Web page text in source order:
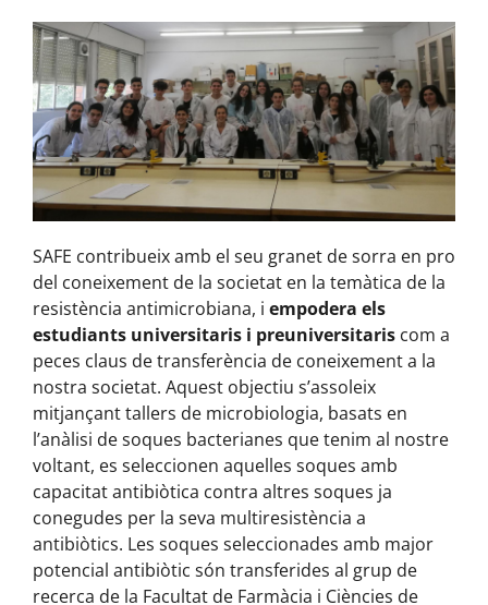
SAFE contribueix amb el seu granet de sorra en pro
del coneixement de la societat en la temàtica de la
resistència antimicrobiana, i empodera els
estudiants universitaris i preuniversitaris com a
peces claus de transferència de coneixement a la
nostra societat. Aquest objectiu s’assoleix
mitjançant tallers de microbiologia, basats en
l’anàlisi de soques bacterianes que tenim al nostre
voltant, es seleccionen aquelles soques amb
capacitat antibiòtica contra altres soques ja
conegudes per la seva multiresistència a
antibiòtics. Les soques seleccionades amb major
potencial antibiòtic són transferides al grup de
recerca de la Facultat de Farmàcia i Ciències de